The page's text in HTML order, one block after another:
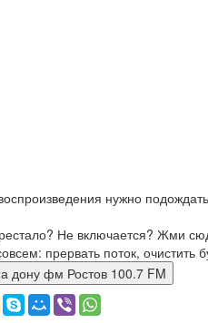
нужно
Не включается? Жми
прервать поток, очистить
о на дону фм Ростов 100.7 FM